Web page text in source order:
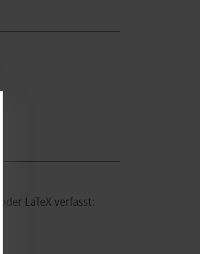
LaTeX verfasst: